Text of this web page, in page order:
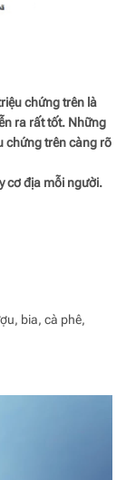
chứng trên là
ra rất tốt. Những
chứng trên càng rõ
cơ địa mỗi người.
bia, cà phê,